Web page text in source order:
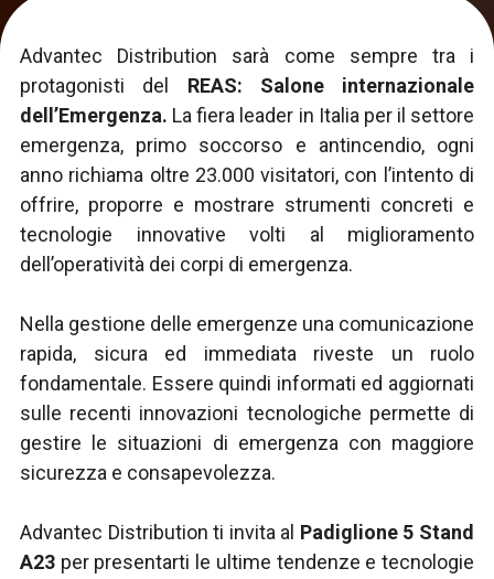
Advantec Distribution sarà come sempre tra i
protagonisti del REAS: Salone internazionale
dell’Emergenza. La fiera leader in Italia per il settore
emergenza, primo soccorso e antincendio, ogni
anno richiama oltre 23.000 visitatori, con l’intento di
offrire, proporre e mostrare strumenti concreti e
tecnologie innovative volti al miglioramento
dell’operatività dei corpi di emergenza.
Nella gestione delle emergenze una comunicazione
rapida, sicura ed immediata riveste un ruolo
fondamentale. Essere quindi informati ed aggiornati
sulle recenti innovazioni tecnologiche permette di
gestire le situazioni di emergenza con maggiore
sicurezza e consapevolezza.
Advantec Distribution ti invita al Padiglione 5 Stand
A23 per presentarti le ultime tendenze e tecnologie